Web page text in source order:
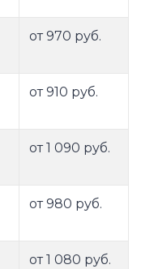
от 970 руб.
от 910 руб.
от 1 090 руб.
от 980 руб.
от 1 080 руб.